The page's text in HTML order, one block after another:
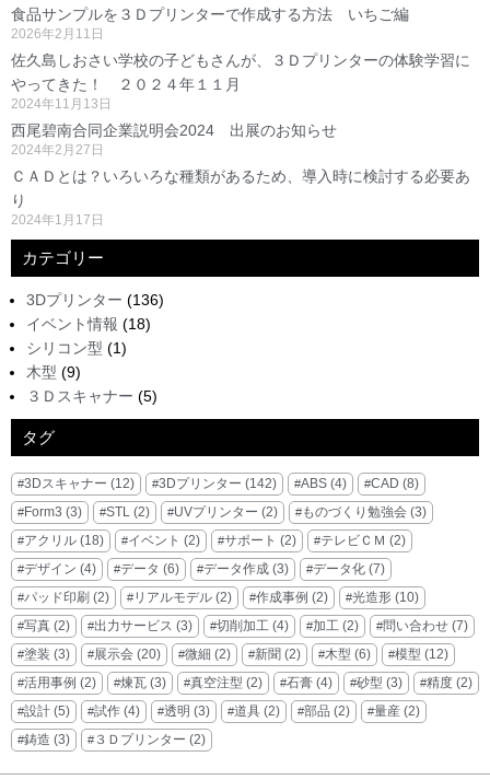
食品サンプルを３Ｄプリンターで作成する方法 いちご編
2026年2月11日
佐久島しおさい学校の子どもさんが、３Ｄプリンターの体験学習に
やってきた！ ２０２４年１１月
2024年11月13日
西尾碧南合同企業説明会2024 出展のお知らせ
2024年2月27日
ＣＡＤとは？いろいろな種類があるため、導入時に検討する必要あ
り
2024年1月17日
カテゴリー
3Dプリンター (136)
イベント情報 (18)
シリコン型 (1)
木型 (9)
３Ｄスキャナー (5)
タグ
3Dスキャナー (12) 3Dプリンター (142) ABS (4) CAD (8)
Form3 (3) STL (2) UVプリンター (2) ものづくり勉強会 (3)
アクリル (18) イベント (2) サポート (2) テレビＣＭ (2)
デザイン (4) データ (6) データ作成 (3) データ化 (7)
パッド印刷 (2) リアルモデル (2) 作成事例 (2) 光造形 (10)
写真 (2) 出力サービス (3) 切削加工 (4) 加工 (2) 問い合わせ (7)
塗装 (3) 展示会 (20) 微細 (2) 新聞 (2) 木型 (6) 模型 (12)
活用事例 (2) 煉瓦 (3) 真空注型 (2) 石膏 (4) 砂型 (3) 精度 (2)
設計 (5) 試作 (4) 透明 (3) 道具 (2) 部品 (2) 量産 (2)
鋳造 (3) ３Ｄプリンター (2)